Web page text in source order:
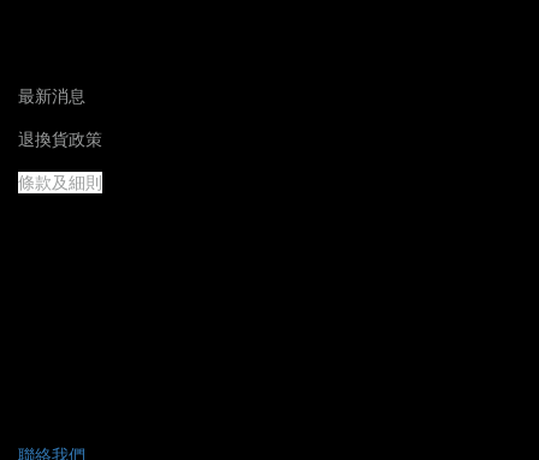
最新消息
退換貨政策
條款及細則
聯絡我們